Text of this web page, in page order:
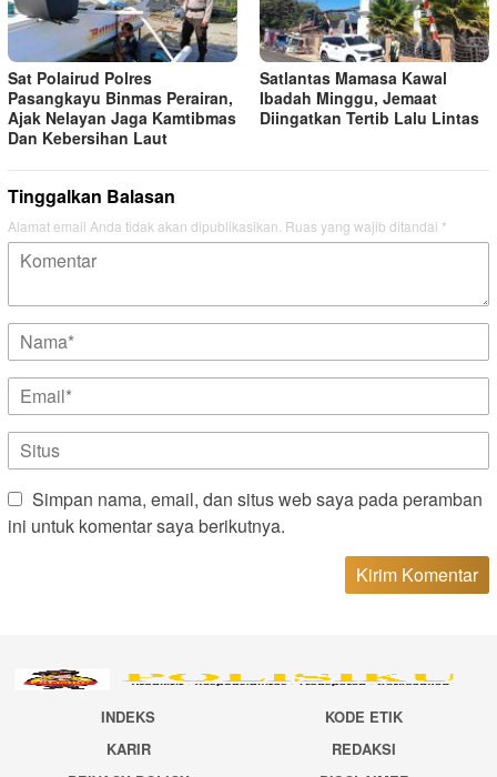
Sat Polairud Polres
Pasangkayu Binmas Perairan,
Ajak Nelayan Jaga Kamtibmas
Dan Kebersihan Laut
Satlantas Mamasa Kawal
Ibadah Minggu, Jemaat
Diingatkan Tertib Lalu Lintas
Tinggalkan Balasan
Alamat email Anda tidak akan dipublikasikan. Ruas yang wajib ditandai *
Simpan nama, email, dan situs web saya pada peramban
ini untuk komentar saya berikutnya.
INDEKS
KODE ETIK
KARIR
REDAKSI